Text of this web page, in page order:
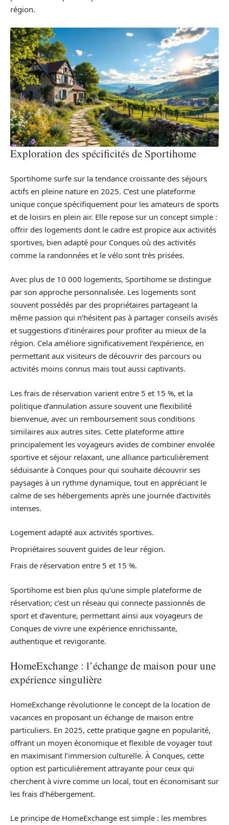
région.
Exploration des spécificités de Sportihome
Sportihome surfe sur la tendance croissante des séjours
actifs en pleine nature en 2025. C’est une plateforme
unique conçue spécifiquement pour les amateurs de sports
et de loisirs en plein air. Elle repose sur un concept simple :
offrir des logements dont le cadre est propice aux activités
sportives, bien adapté pour Conques où des activités
comme la randonnées et le vélo sont très prisées.
Avec plus de 10 000 logements, Sportihome se distingue
par son approche personnalisée. Les logements sont
souvent possédés par des propriétaires partageant la
même passion qui n’hésitent pas à partager conseils avisés
et suggestions d’itinéraires pour profiter au mieux de la
région. Cela améliore significativement l’expérience, en
permettant aux visiteurs de découvrir des parcours ou
activités moins connus mais tout aussi captivants.
Les frais de réservation varient entre 5 et 15 %, et la
politique d’annulation assure souvent une flexibilité
bienvenue, avec un remboursement sous conditions
similaires aux autres sites. Cette plateforme attire
principalement les voyageurs avides de combiner envolée
sportive et séjour relaxant, une alliance particulièrement
séduisante à Conques pour qui souhaite découvrir ses
paysages à un rythme dynamique, tout en appréciant le
calme de ses hébergements après une journée d’activités
intenses.
Logement adapté aux activités sportives.
Propriétaires souvent guides de leur région.
Frais de réservation entre 5 et 15 %.
Sportihome est bien plus qu’une simple plateforme de
réservation; c’est un réseau qui connecte passionnés de
sport et d’aventure, permettant ainsi aux voyageurs de
Conques de vivre une expérience enrichissante,
authentique et revigorante.
HomeExchange : l’échange de maison pour une
expérience singulière
HomeExchange révolutionne le concept de la location de
vacances en proposant un échange de maison entre
particuliers. En 2025, cette pratique gagne en popularité,
offrant un moyen économique et flexible de voyager tout
en maximisant l’immersion culturelle. À Conques, cette
option est particulièrement attrayante pour ceux qui
cherchent à vivre comme un local, tout en économisant sur
les frais d’hébergement.
Le principe de HomeExchange est simple : les membres